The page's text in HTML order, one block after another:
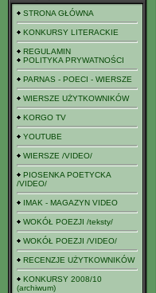
STRONA GŁÓWNA
KONKURSY LITERACKIE
REGULAMIN
POLITYKA PRYWATNOŚCI
PARNAS - POECI - WIERSZE
WIERSZE UŻYTKOWNIKÓW
KORGO TV
YOUTUBE
WIERSZE /VIDEO/
PIOSENKA POETYCKA
/VIDEO/
IMAK - MAGAZYN VIDEO
WOKÓŁ POEZJI /teksty/
WOKÓŁ POEZJI /VIDEO/
RECENZJE UŻYTKOWNIKÓW
KONKURSY 2008/10
(archiwum)